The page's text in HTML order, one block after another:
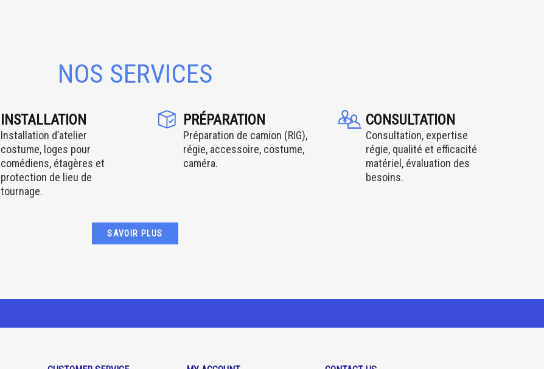
NOS SERVICES
INSTALLATION
Installation d’atelier
costume, loges pour
comédiens, étagères et
protection de lieu de
tournage.
PRÉPARATION
Préparation de camion (RIG),
régie, accessoire, costume,
caméra.
CONSULTATION
Consultation, expertise
régie, qualité et efficacité
matériel, évaluation des
besoins.
SAVOIR PLUS